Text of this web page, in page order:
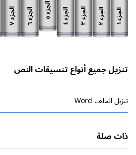
الجزء
١
الجزء
٢
الجزء
٣
الجزء
٤
الجزء
٥ الجزء
٦
الجزء
٧
تنزيل جميع أنواع تنسيقات النص
تنزیل الملف Word
ذات صلة